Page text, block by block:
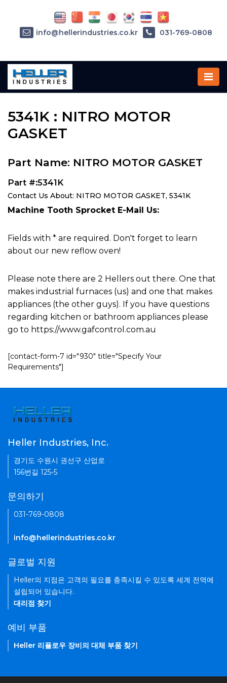
Home»Parts»5341K
5341K : NITRO MOTOR
GASKET
Part Name: NITRO MOTOR GASKET
Part #:5341K
Contact Us About: NITRO MOTOR GASKET, 5341K
Machine Tooth Sprocket E-Mail Us:
Fields with * are required. Don't forget to learn
about our new reflow oven!
Please note there are 2 Hellers out there. One that
makes industrial furnaces (us) and one that makes
appliances (the other guys). If you have questions
regarding kitchen or bathroom appliances please
go to https://www.gafcontrol.com.au
[contact-form-7 id="930" title="Specify Your
Requirements"]
info@hellerindustries.co.kr 031-769-0808
Heller Industries, Inc.
경기도 수원시 권선구 산업로
156번길 125-5
문의하기
031-769-0808
info@hellerindustries.co.kr
글로벌 지원
Heller의 지점은 고객의 필요를 충족시킬 수 있도록 세계 전역에
설립되어 있습니다.
대리점 찾기
예비 부품
Heller 리플로우 장비의 대체 부품 찾기